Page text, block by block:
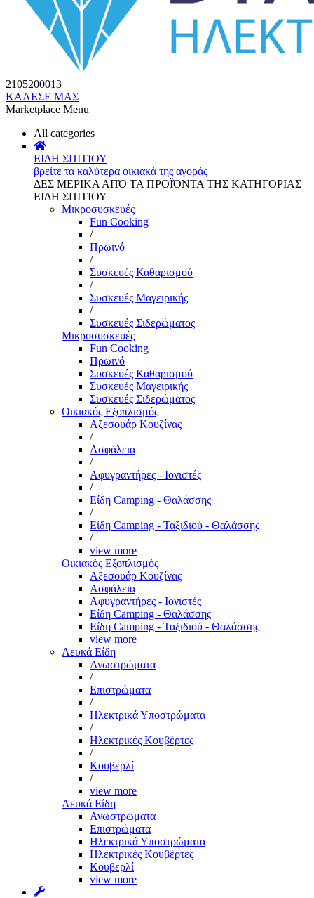
2105200013
ΚΑΛΕΣΕ ΜΑΣ
Marketplace Menu
All categories
ΕΙΔΗ ΣΠΙΤΙΟΥ
βρείτε τα καλύτερα οικιακά της αγοράς
ΔΕΣ ΜΕΡΙΚΑ ΑΠΌ ΤΑ ΠΡΟΪΌΝΤΑ ΤΗΣ ΚΑΤΗΓΟΡΙΑΣ
ΕΙΔΗ ΣΠΙΤΙΟΥ
Μικροσυσκευές
Fun Cooking
/
Πρωινό
/
Συσκευές Καθαρισμού
/
Συσκευές Μαγειρικής
/
Συσκευές Σιδερώματος
Μικροσυσκευές
Fun Cooking
Πρωινό
Συσκευές Καθαρισμού
Συσκευές Μαγειρικής
Συσκευές Σιδερώματος
Οικιακός Εξοπλισμός
Αξεσουάρ Κουζίνας
/
Ασφάλεια
/
Αφυγραντήρες - Ιονιστές
/
Είδη Camping - Θαλάσσης
/
Είδη Camping - Ταξιδιού - Θαλάσσης
/
view more
Οικιακός Εξοπλισμός
Αξεσουάρ Κουζίνας
Ασφάλεια
Αφυγραντήρες - Ιονιστές
Είδη Camping - Θαλάσσης
Είδη Camping - Ταξιδιού - Θαλάσσης
view more
Λευκά Είδη
Ανωστρώματα
/
Επιστρώματα
/
Ηλεκτρικά Υποστρώματα
/
Ηλεκτρικές Κουβέρτες
/
Κουβερλί
/
view more
Λευκά Είδη
Ανωστρώματα
Επιστρώματα
Ηλεκτρικά Υποστρώματα
Ηλεκτρικές Κουβέρτες
Κουβερλί
view more